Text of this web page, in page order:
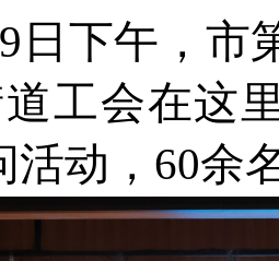
日下午，市
工会在这
活动，60余